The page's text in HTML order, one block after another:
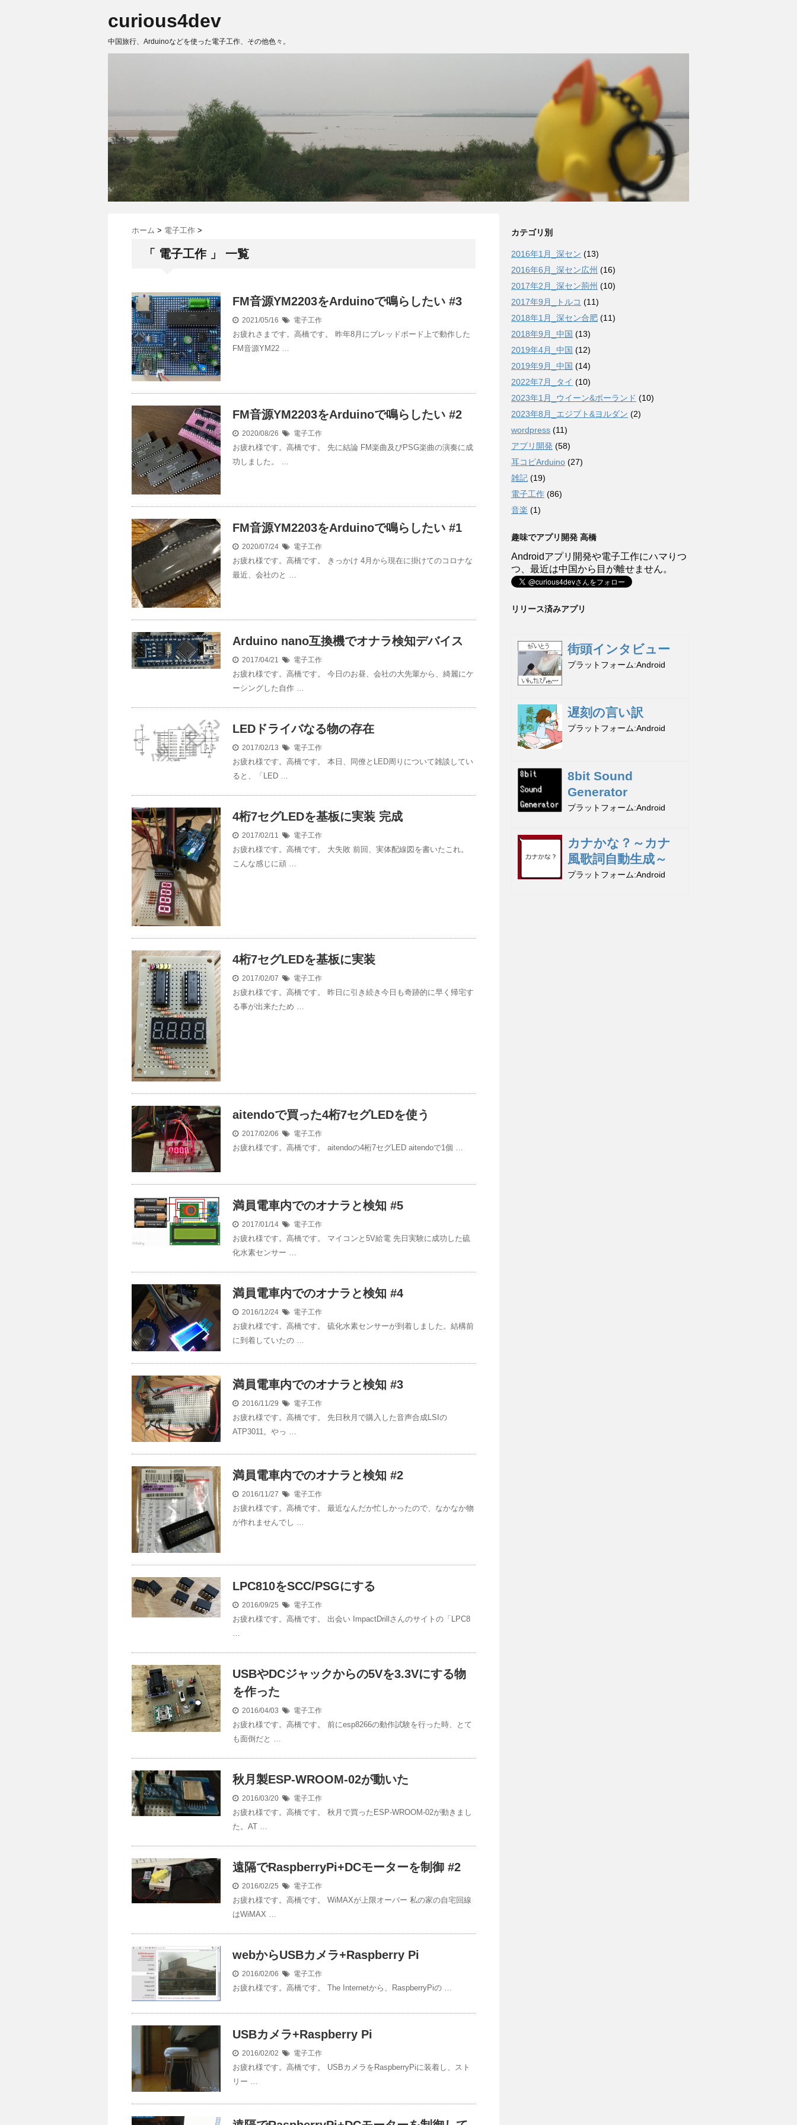
curious4dev
中国旅行、Arduinoなどを使った電子工作、その他色々。
ホーム > 電子工作 >
「 電子工作 」 一覧
FM音源YM2203をArduinoで鳴らしたい #3
2021/05/16 電子工作
お疲れさまです。高橋です。 昨年8月にブレッドボード上で動作した
FM音源YM22 …
FM音源YM2203をArduinoで鳴らしたい #2
2020/08/26 電子工作
お疲れ様です。高橋です。 先に結論 FM楽曲及びPSG楽曲の演奏に成
功しました。 …
FM音源YM2203をArduinoで鳴らしたい #1
2020/07/24 電子工作
お疲れ様です。高橋です。 きっかけ 4月から現在に掛けてのコロナな
最近、会社のと …
Arduino nano互換機でオナラ検知デバイス
2017/04/21 電子工作
お疲れ様です。高橋です。 今日のお昼、会社の大先輩から、綺麗にケ
ーシングした自作 …
LEDドライバなる物の存在
2017/02/13 電子工作
お疲れ様です。高橋です。 本日、同僚とLED周りについて雑談してい
ると、「LED …
4桁7セグLEDを基板に実装 完成
2017/02/11 電子工作
お疲れ様です。高橋です。 大失敗 前回、実体配線図を書いたこれ。
こんな感じに頑 …
4桁7セグLEDを基板に実装
2017/02/07 電子工作
お疲れ様です。高橋です。 昨日に引き続き今日も奇跡的に早く帰宅す
る事が出来たため …
aitendoで買った4桁7セグLEDを使う
2017/02/06 電子工作
お疲れ様です。高橋です。 aitendoの4桁7セグLED aitendoで1個 …
満員電車内でのオナラと検知 #5
2017/01/14 電子工作
お疲れ様です。高橋です。 マイコンと5V給電 先日実験に成功した硫
化水素センサー …
満員電車内でのオナラと検知 #4
2016/12/24 電子工作
お疲れ様です。高橋です。 硫化水素センサーが到着しました。結構前
に到着していたの …
満員電車内でのオナラと検知 #3
2016/11/29 電子工作
お疲れ様です。高橋です。 先日秋月で購入した音声合成LSIの
ATP3011。やっ …
満員電車内でのオナラと検知 #2
2016/11/27 電子工作
お疲れ様です。高橋です。 最近なんだか忙しかったので、なかなか物
が作れませんでし …
LPC810をSCC/PSGにする
2016/09/25 電子工作
お疲れ様です。高橋です。 出会い ImpactDrillさんのサイトの「LPC8
…
USBやDCジャックからの5Vを3.3Vにする物
を作った
2016/04/03 電子工作
お疲れ様です。高橋です。 前にesp8266の動作試験を行った時、とて
も面倒だと …
秋月製ESP-WROOM-02が動いた
2016/03/20 電子工作
お疲れ様です。高橋です。 秋月で買ったESP-WROOM-02が動きまし
た。AT …
遠隔でRaspberryPi+DCモーターを制御 #2
2016/02/25 電子工作
お疲れ様です。高橋です。 WiMAXが上限オーバー 私の家の自宅回線
はWiMAX …
webからUSBカメラ+Raspberry Pi
2016/02/06 電子工作
お疲れ様です。高橋です。 The Internetから、RaspberryPiの …
USBカメラ+Raspberry Pi
2016/02/02 電子工作
お疲れ様です。高橋です。 USBカメラをRaspberryPiに装着し、スト
リー …
カテゴリ別
2016年1月_深セン (13)
2016年6月_深セン広州 (16)
2017年2月_深セン荊州 (10)
2017年9月_トルコ (11)
2018年1月_深セン合肥 (11)
2018年9月_中国 (13)
2019年4月_中国 (12)
2019年9月_中国 (14)
2022年7月_タイ (10)
2023年1月_ウイーン&ポーランド (10)
2023年8月_エジプト&ヨルダン (2)
wordpress (11)
アプリ開発 (58)
耳コピArduino (27)
雑記 (19)
電子工作 (86)
音楽 (1)
趣味でアプリ開発 高橋
Androidアプリ開発や電子工作にハマりつ
つ、最近は中国から目が離せません。
リリース済みアプリ
街頭インタビュー
プラットフォーム Android
遅刻の言い訳
プラットフォーム Android
8bit Sound
Generator
プラットフォーム Android
カナかな？～カナ
風歌詞自動生成～
プラットフォーム Android